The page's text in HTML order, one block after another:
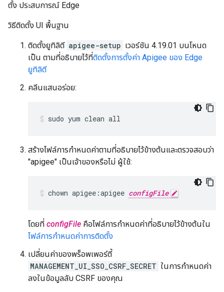
ตั้ง ประสบการณ์ Edge
วิธีติดตั้ง UI พื้นฐาน
ติดตั้งยูทิลิตี apigee-setup เวอร์ชัน 4.19.01 บนโหนด
เป็น ตามที่อธิบายไว้ที่ติดตั้งการตั้งค่า Apigee ของ Edge
ยูทิลิตี
คลีนแสนอร่อย:
sudo yum clean all
สร้างไฟล์การกำหนดค่าตามที่อธิบายไว้ข้างต้นและตรวจสอบว่า
"apigee" เป็นเจ้าของหรือไม่ ผู้ใช้:
chown apigee:apigee configFile
โดยที่ configFile คือไฟล์การกำหนดค่าที่อธิบายไว้ข้างต้นใน
ไฟล์การกำหนดค่าการติดตั้ง
เปลี่ยนค่าของพร็อพเพอร์ตี้
MANAGEMENT_UI_SSO_CSRF_SECRET ในการกำหนดค่า
ลงในข้อมูลลับ CSRF ของคุณ